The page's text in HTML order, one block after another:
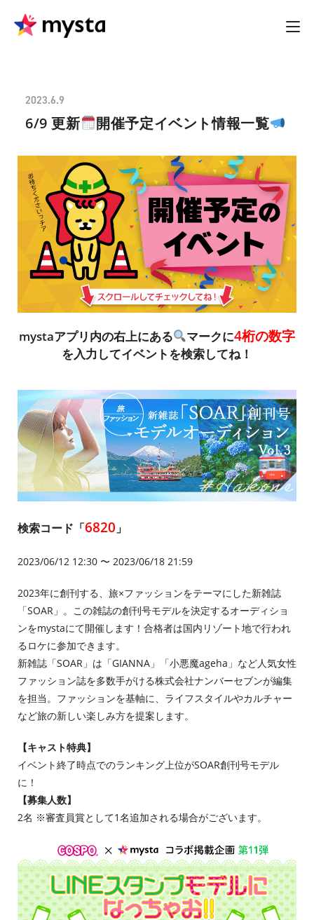
2023.6.9
6/9 更新 開催予定イベント情報一覧
mystaアプリ内の右上にある マークに4桁の数字
を入力してイベントを検索してね！
検索コード「6820 」
2023/06/12 12:30 〜 2023/06/18 21:59
2023年に創刊する、旅×ファッションをテーマにした新雑誌
「SOAR」。この雑誌の創刊号モデルを決定するオーディショ
ンをmystaにて開催します！合格者は国内リゾート地で行われ
るロケに参加できます。
新雑誌「SOAR」は「GIANNA」「小悪魔ageha」など人気女性
ファッション誌を多数手がける株式会社ナンバーセブンが編集
を担当。ファッションを基軸に、ライフスタイルやカルチャー
など旅の新しい楽しみ方を提案します。
【キャスト特典】
イベント終了時点でのランキング上位がSOAR創刊号モデル
に！
【募集人数】
2名 ※審査員賞として1名追加される場合がございます。